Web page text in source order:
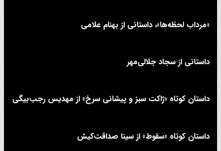
«مرداب لحظه‌ها»، داستانی از بهنام علامی
داستانی از سجاد جلالی‌مهر
داستان کوتاه «ژاکت سبز و پیشانی سرخ» از مهدیس رجب‌بیگی
داستان کوتاه «سقوط» از سینا صداقت‌کیش